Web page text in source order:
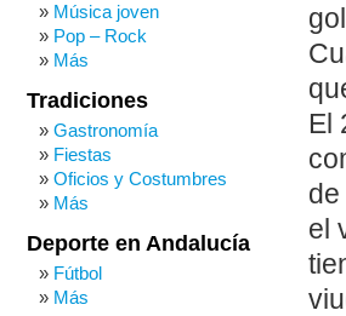
El
el
Música joven
Pop – Rock
Más
Tradiciones
Gastronomía
Fiestas
Oficios y Costumbres
Más
Deporte en Andalucía
Fútbol
Más